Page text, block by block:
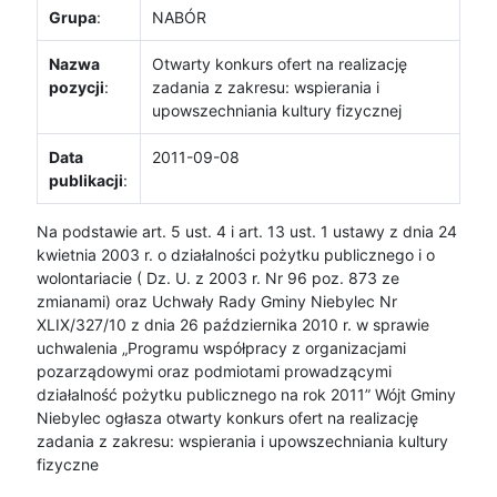
Grupa: NABÓR
Nazwa
pozycji:
Otwarty konkurs ofert na realizację
zadania z zakresu: wspierania i
upowszechniania kultury fizycznej
Data
publikacji:
2011-09-08
Na podstawie art. 5 ust. 4 i art. 13 ust. 1 ustawy z dnia 24
kwietnia 2003 r. o działalności pożytku publicznego i o
wolontariacie ( Dz. U. z 2003 r. Nr 96 poz. 873 ze
zmianami) oraz Uchwały Rady Gminy Niebylec Nr
XLIX/327/10 z dnia 26 października 2010 r. w sprawie
uchwalenia „Programu współpracy z organizacjami
pozarządowymi oraz podmiotami prowadzącymi
działalność pożytku publicznego na rok 2011” Wójt Gminy
Niebylec ogłasza otwarty konkurs ofert na realizację
zadania z zakresu: wspierania i upowszechniania kultury
fizyczne